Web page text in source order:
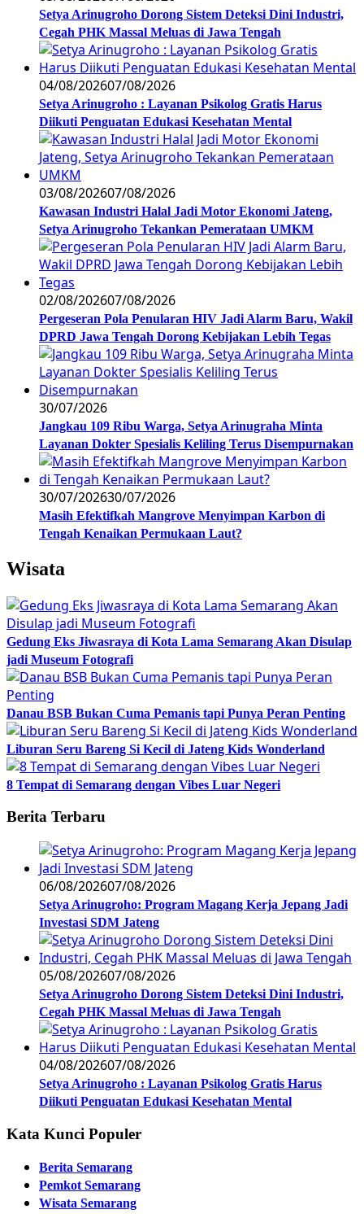
Setya Arinugroho Dorong Sistem Deteksi Dini Industri,
Cegah PHK Massal Meluas di Jawa Tengah
04/08/202607/08/2026
Setya Arinugroho : Layanan Psikolog Gratis Harus
Diikuti Penguatan Edukasi Kesehatan Mental
03/08/202607/08/2026
Kawasan Industri Halal Jadi Motor Ekonomi Jateng,
Setya Arinugroho Tekankan Pemerataan UMKM
02/08/202607/08/2026
Pergeseran Pola Penularan HIV Jadi Alarm Baru, Wakil
DPRD Jawa Tengah Dorong Kebijakan Lebih Tegas
30/07/2026
Jangkau 109 Ribu Warga, Setya Arinugraha Minta
Layanan Dokter Spesialis Keliling Terus Disempurnakan
30/07/202630/07/2026
Masih Efektifkah Mangrove Menyimpan Karbon di
Tengah Kenaikan Permukaan Laut?
Wisata
Gedung Eks Jiwasraya di Kota Lama Semarang Akan Disulap
jadi Museum Fotografi
Danau BSB Bukan Cuma Pemanis tapi Punya Peran Penting
Liburan Seru Bareng Si Kecil di Jateng Kids Wonderland
8 Tempat di Semarang dengan Vibes Luar Negeri
Berita Terbaru
06/08/202607/08/2026
Setya Arinugroho: Program Magang Kerja Jepang Jadi
Investasi SDM Jateng
05/08/202607/08/2026
Setya Arinugroho Dorong Sistem Deteksi Dini Industri,
Cegah PHK Massal Meluas di Jawa Tengah
04/08/202607/08/2026
Setya Arinugroho : Layanan Psikolog Gratis Harus
Diikuti Penguatan Edukasi Kesehatan Mental
Kata Kunci Populer
Berita Semarang
Pemkot Semarang
Wisata Semarang